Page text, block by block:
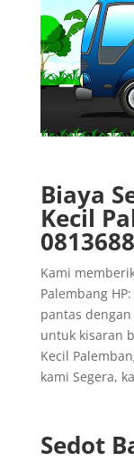
Biaya
Kecil
Kami
Palembang
pantas
untuk kisaran
Kecil
kami Segera,
Sedot